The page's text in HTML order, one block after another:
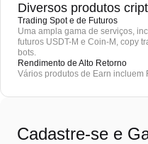
Diversos produtos
Trading Spot e de Futuros
Uma ampla gama de serviços,
futuros USDT-M e Coin-M, copy
bots.
Rendimento de Alto Retorno
Vários produtos de Earn incluem
Cadastre-se e